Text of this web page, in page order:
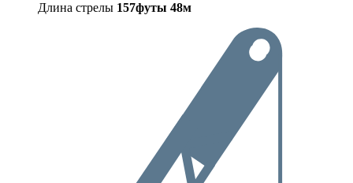
Длина стрелы 157футы 48м